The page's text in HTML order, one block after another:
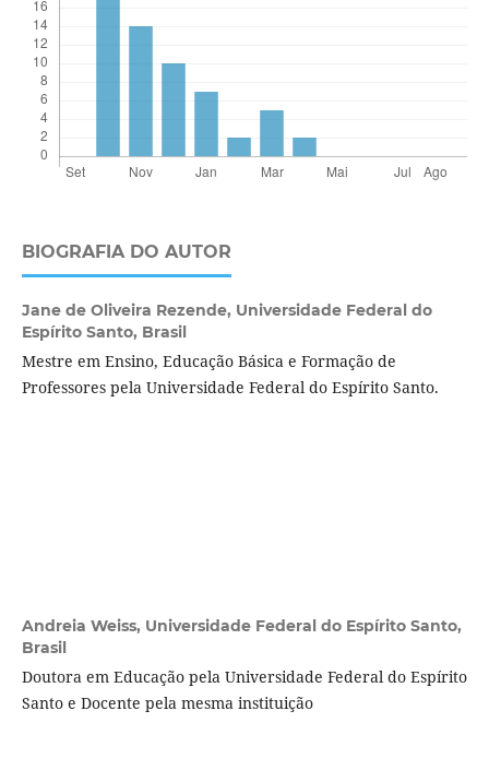
BIOGRAFIA DO AUTOR
Jane de Oliveira Rezende, Universidade Federal do
Espírito Santo, Brasil
Mestre em Ensino, Educação Básica e Formação de
Professores pela Universidade Federal do Espírito Santo.
Andreia Weiss, Universidade Federal do Espírito Santo,
Brasil
Doutora em Educação pela Universidade Federal do Espírito
Santo e Docente pela mesma instituição